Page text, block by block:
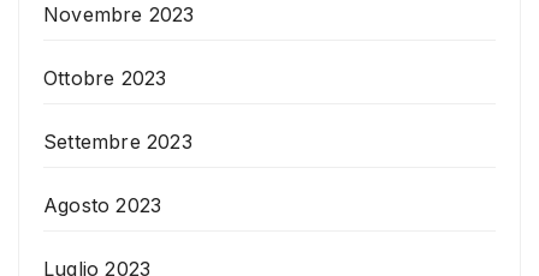
Novembre 2023
Ottobre 2023
Settembre 2023
Agosto 2023
Luglio 2023